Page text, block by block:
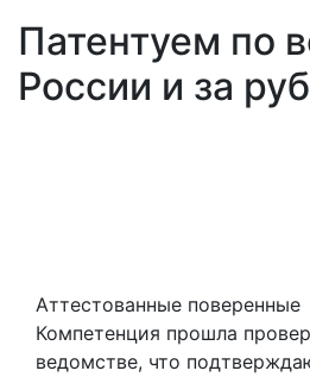
Патентуем по
России и за
Аттестованные поверенные
Компетенция прошла
ведомстве, что